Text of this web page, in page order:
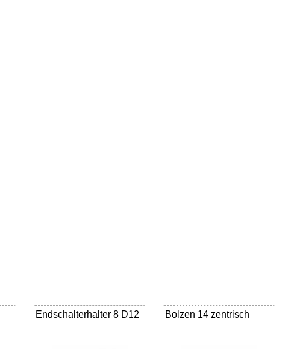
Endschalterhalter 8 D12 Bolzen 14 zentrisch